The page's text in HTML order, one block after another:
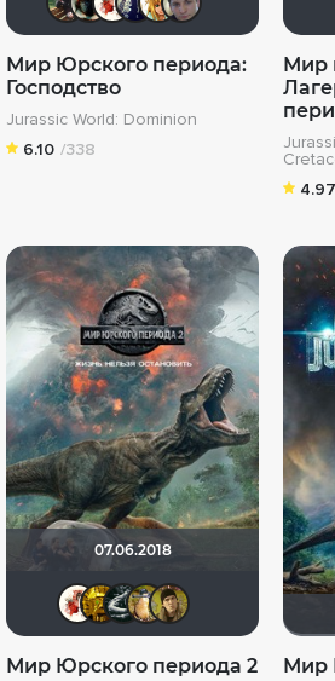
Мир Юрского периода:
Господство
Jurassic World: Dominion
6.10 /338
Мир
4.97
07.06.2018
Виктория555
Большой
Борька
Мир Юрского периода 2
Мир